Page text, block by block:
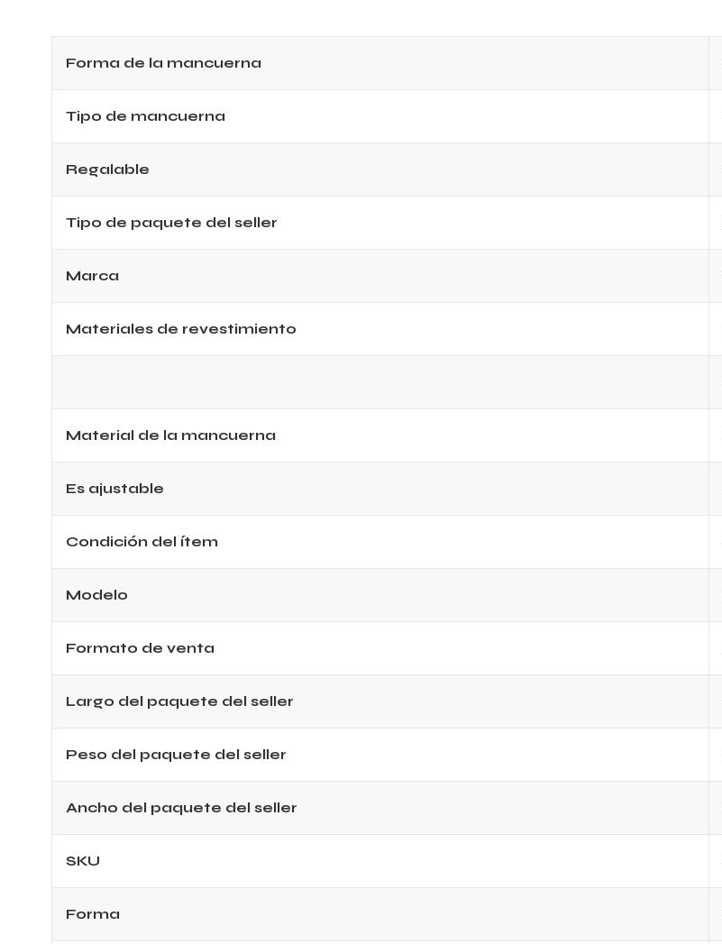
Forma de la mancuerna
Tipo de mancuerna
Regalable
Tipo de paquete del seller
Marca
Materiales de revestimiento
Material de la mancuerna
Es ajustable
Condición del ítem
Modelo
Formato de venta
Largo del paquete del seller
Peso del paquete del seller
Ancho del paquete del seller
SKU
Forma